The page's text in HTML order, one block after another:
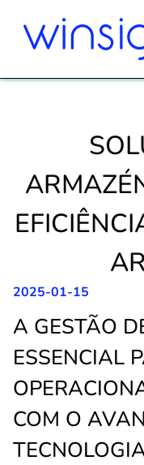
2025-01-15
A GESTÃO
ESSENCIAL
COM O